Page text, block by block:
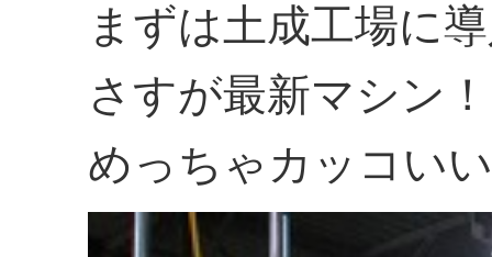
まずは土成工場に
さすが最新マシン！
めっちゃカッコい